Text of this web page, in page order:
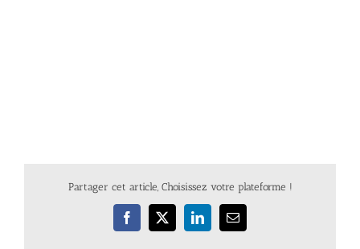
Partager cet article, Choisissez votre plateforme !
Facebook
X LinkedInEmail